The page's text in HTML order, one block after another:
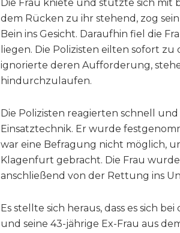
Die Frau kniete und stützte sich mit
dem Rücken zu ihr stehend, zog
Bein ins Gesicht. Daraufhin fiel die
liegen. Die Polizisten eilten sofort
ignorierte deren Aufforderung,
hindurchzulaufen.
Die Polizisten reagierten schnell
Einsatztechnik. Er wurde
war eine Befragung nicht möglich,
Klagenfurt gebracht. Die Frau
anschließend von der Rettung ins
Es stellte sich heraus, dass es sich
und seine 43-jährige Ex-Frau aus